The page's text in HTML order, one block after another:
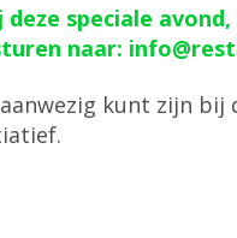
speciale
naar:
kunt zijn bij